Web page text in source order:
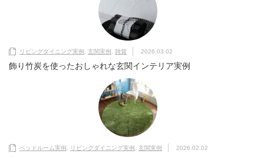
リビングダイニング実例 玄関実例 雑貨 2026.03.02
飾り竹炭を使ったおしゃれな玄関インテリア実例
ベッドルーム実例 リビングダイニング実例 玄関実例 2026.02.02